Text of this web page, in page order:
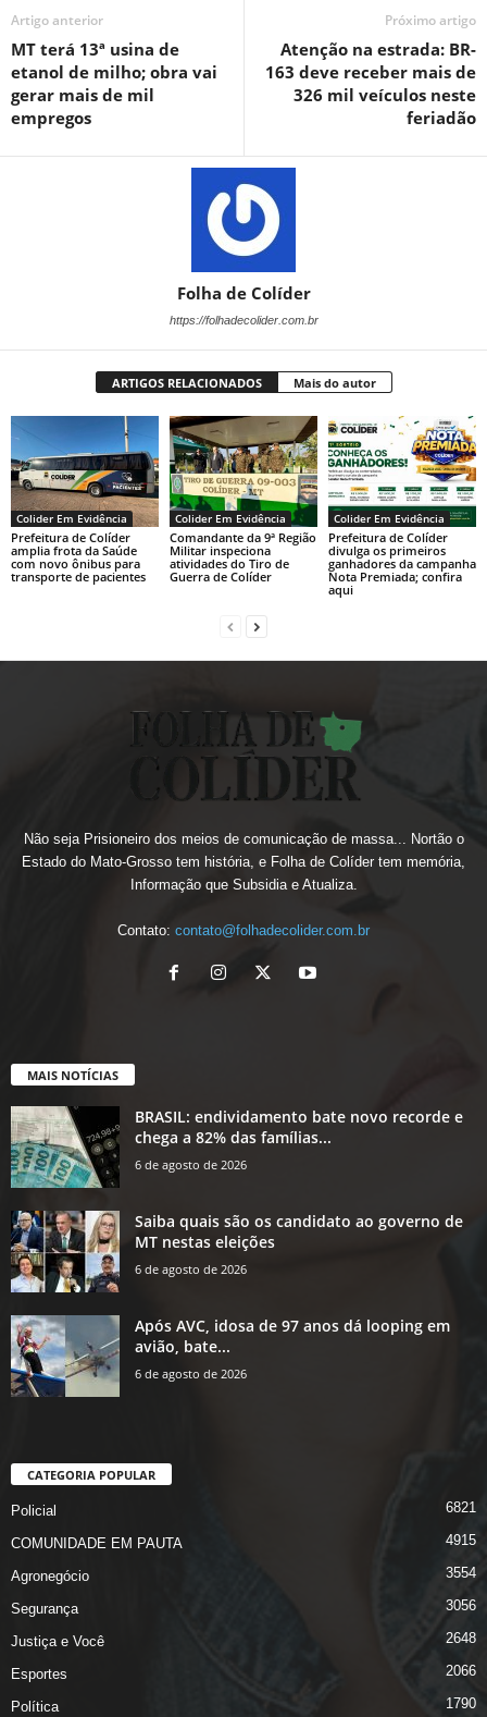
Artigo anterior
MT terá 13ª usina de
etanol de milho; obra vai
gerar mais de mil
empregos
Próximo artigo
Atenção na estrada: BR-
163 deve receber mais de
326 mil veículos neste
feriadão
Folha de Colíder
https://folhadecolider.com.br
ARTIGOS RELACIONADOS Mais do autor
Colider Em Evidência
Prefeitura de Colíder
amplia frota da Saúde
com novo ônibus para
transporte de pacientes
Colider Em Evidência
Comandante da 9ª Região
Militar inspeciona
atividades do Tiro de
Guerra de Colíder
Colider Em Evidência
Prefeitura de Colíder
divulga os primeiros
ganhadores da campanha
Nota Premiada; confira
aqui
Não seja Prisioneiro dos meios de comunicação de massa... Nortão o
Estado do Mato-Grosso tem história, e Folha de Colíder tem memória,
Informação que Subsidia e Atualiza.
Contato: contato@folhadecolider.com.br
MAIS NOTÍCIAS
BRASIL: endividamento bate novo recorde e
chega a 82% das famílias...
6 de agosto de 2026
Saiba quais são os candidato ao governo de
MT nestas eleições
6 de agosto de 2026
Após AVC, idosa de 97 anos dá looping em
avião, bate...
6 de agosto de 2026
CATEGORIA POPULAR
Policial 6821
COMUNIDADE EM PAUTA 4915
Agronegócio 3554
Segurança 3056
Justiça e Você 2648
Esportes 2066
Política 1790